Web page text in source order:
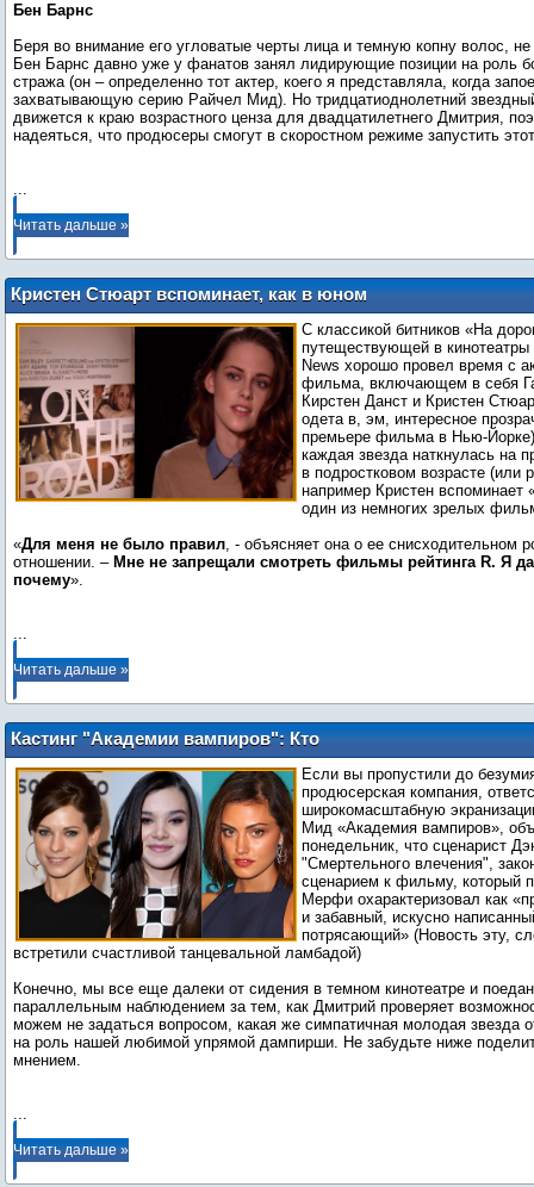
Бен Барнс
Беря во внимание его угловатые черты лица и темную копну волос,
Бен Барнс давно уже у фанатов занял лидирующие позиции на роль
стража (он – определенно тот актер, коего я представляла, когда
захватывающую серию Райчел Мид). Но тридцатиоднолетний
движется к краю возрастного ценза для двадцатилетнего Дмитрия,
надеяться, что продюсеры смогут в скоростном режиме запустить
...
Читать дальше »
Кристен Стюарт вспоминает, как в юном
возрасте читала «На дороге»
С классикой битников «На
путеществующей в кинотеатры
News хорошо провел время с
фильма, включающем в себя
Кирстен Данст и Кристен
одета в, эм, интересное
премьере фильма в Нью-
каждая звезда наткнулась на
в подростковом возрасте (или
например Кристен вспоминает
один из немногих зрелых
«Для меня не было правил, - объясняет она о ее снисходительном
отношении. – Мне не запрещали смотреть фильмы рейтинга R. Я
почему».
...
Читать дальше »
Кастинг "Академии вампиров": Кто
должен сыграть Розу?
Если вы пропустили до
продюсерская компания,
широкомасштабную
Мид «Академия вампиров»,
понедельник, что сценарист
"Смертельного влечения",
сценарием к фильму, который
Мерфи охарактеризовал как
и забавный, искусно
потрясающий» (Новость эту,
встретили счастливой танцевальной ламбадой)
Конечно, мы все еще далеки от сидения в темном кинотеатре и
параллельным наблюдением за тем, как Дмитрий проверяет
можем не задаться вопросом, какая же симпатичная молодая звезда
на роль нашей любимой упрямой дампирши. Не забудьте ниже
мнением.
...
Читать дальше »